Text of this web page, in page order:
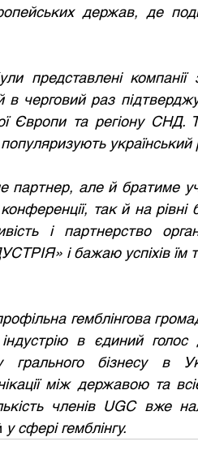
держав, де
представлені
в черговий раз
Європи та регіону
український
але й братиме
конференції, так й на
і партнерство
і бажаю успіхів їм
гемблінгова
в єдиний голос
грального бізнесу в
між державою та
у сфері гемблінгу.